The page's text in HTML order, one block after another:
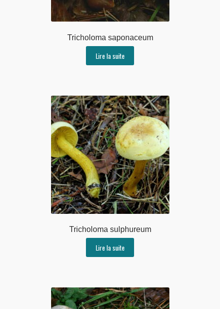
Tricholoma saponaceum
Lire la suite
Tricholoma sulphureum
Lire la suite